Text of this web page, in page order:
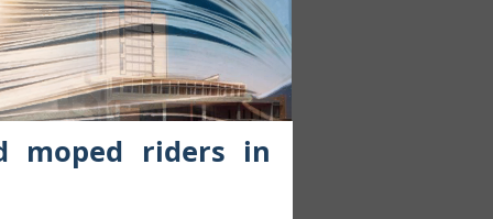
moped riders in